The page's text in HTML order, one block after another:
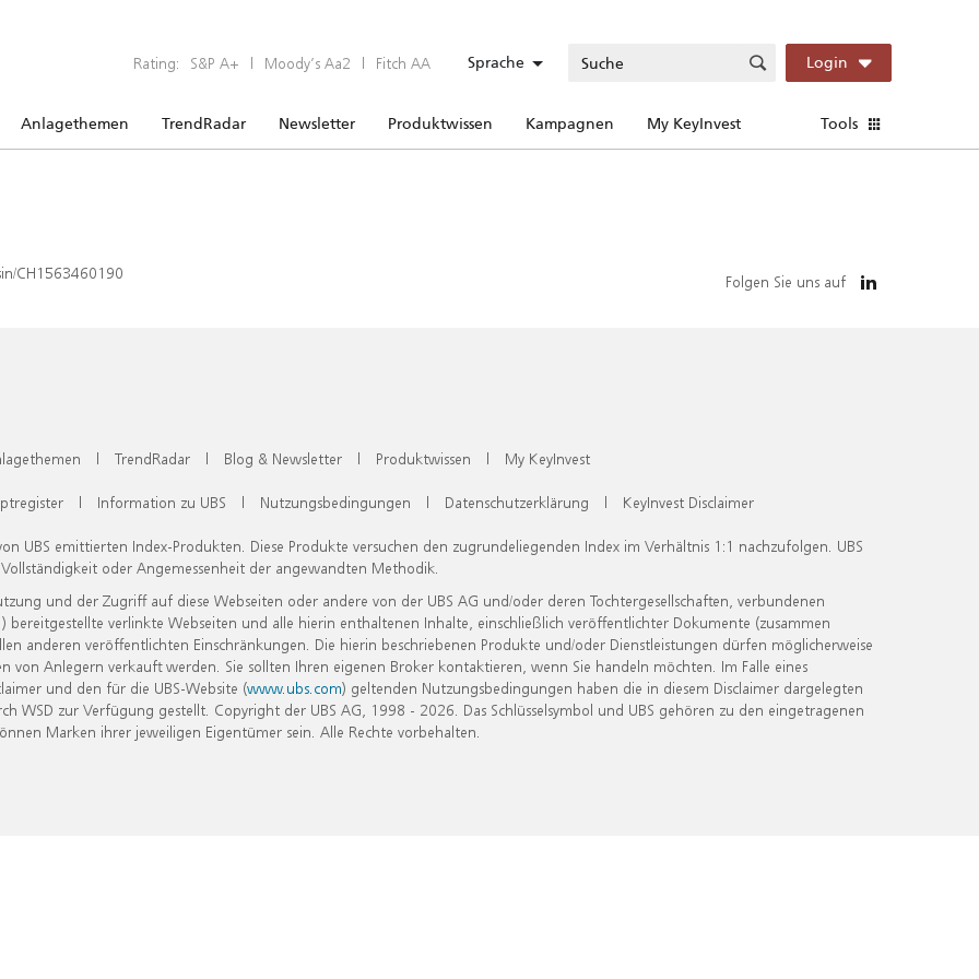
Rating: S&P A+ | Moody’s Aa2 | Fitch AA Sprache Login
Anlagethemen TrendRadar Newsletter Produktwissen Kampagnen My KeyInvest Tools
CH1563460190 Folgen Sie uns auf
| TrendRadar | Blog & Newsletter | Produktwissen | My KeyInvest
| Information zu UBS | Nutzungsbedingungen | Datenschutzerklärung | KeyInvest Disclaimer
UBS emittierten Index-Produkten. Diese Produkte versuchen den zugrundeliegenden Index im Verhältnis 1:1 nachzufolgen. UBS
oder Angemessenheit der angewandten Methodik.
und der Zugriff auf diese Webseiten oder andere von der UBS AG und/oder deren Tochtergesellschaften, verbundenen
verlinkte Webseiten und alle hierin enthaltenen Inhalte, einschließlich veröffentlichter Dokumente (zusammen
anderen veröffentlichten Einschränkungen. Die hierin beschriebenen Produkte und/oder Dienstleistungen dürfen möglicherweise
Anlegern verkauft werden. Sie sollten Ihren eigenen Broker kontaktieren, wenn Sie handeln möchten. Im Falle eines
und den für die UBS-Website (www.ubs.com) geltenden Nutzungsbedingungen haben die in diesem Disclaimer dargelegten
zur Verfügung gestellt. Copyright der UBS AG, 1998 - 2026. Das Schlüsselsymbol und UBS gehören zu den eingetragenen
Marken ihrer jeweiligen Eigentümer sein. Alle Rechte vorbehalten.